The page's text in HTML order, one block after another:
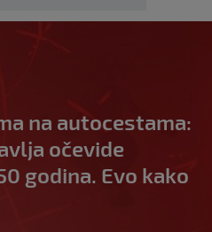
na autocestama:
očevide
godina. Evo kako